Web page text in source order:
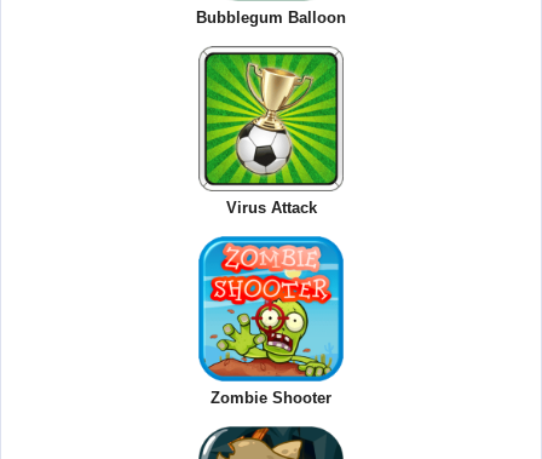
Bubblegum Balloon
Virus Attack
Zombie Shooter